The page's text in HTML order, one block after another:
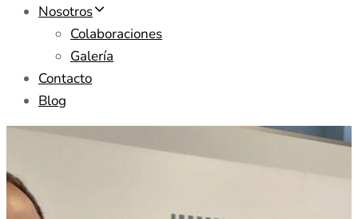
Nosotros
Colaboraciones
Galería
Contacto
Blog